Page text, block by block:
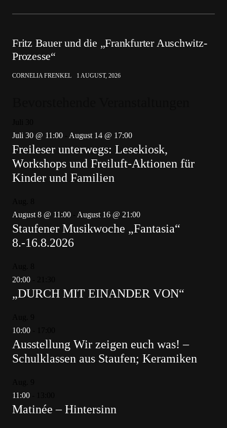
Fritz Bauer und die „Frankfurter Auschwitz-
Prozesse“
CORNELIA FRENKEL 1 AUGUST, 2026
Juli 30 @ 11:00
August 14 @ 17:00
Freileser unterwegs: Lesekiosk,
Workshops und Freiluft-Aktionen für
Kinder und Familien
August 8 @ 11:00
August 16 @ 21:00
Staufener Musikwoche „Fantasia“
8.-16.8.2026
20:00
„DURCH MIT EINANDER VON“
10:00
Ausstellung Wir zeigen euch was! –
Schulklassen aus Staufen; Keramiken
11:00
Matinée – Hintersinn